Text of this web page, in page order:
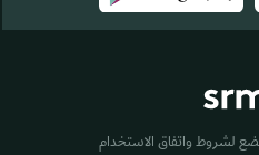
لشروط واتفاق الاستخدام